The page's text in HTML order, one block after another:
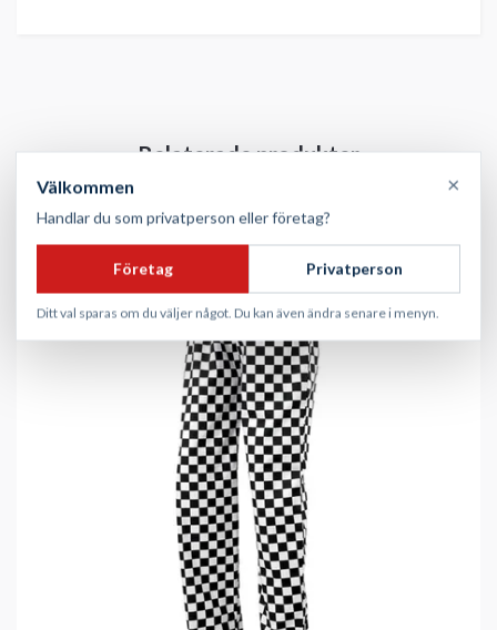
Välkommen ×
Handlar du som privatperson eller företag?
Företag Privatperson
Ditt val sparas om du väljer något. Du kan även ändra senare i menyn.